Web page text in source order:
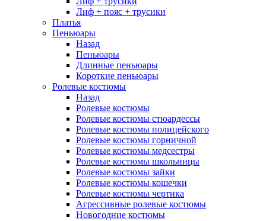
Лиф + пояс + трусики
Платья
Пеньюары
Назад
Пеньюары
Длинные пеньюары
Короткие пеньюары
Ролевые костюмы
Назад
Ролевые костюмы
Ролевые костюмы стюардессы
Ролевые костюмы полицейского
Ролевые костюмы горничной
Ролевые костюмы медсестры
Ролевые костюмы школьницы
Ролевые костюмы зайки
Ролевые костюмы кошечки
Ролевые костюмы чертика
Агрессивные ролевые костюмы
Новогодние костюмы